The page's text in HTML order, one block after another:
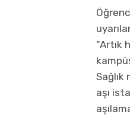
“Artık
aşı